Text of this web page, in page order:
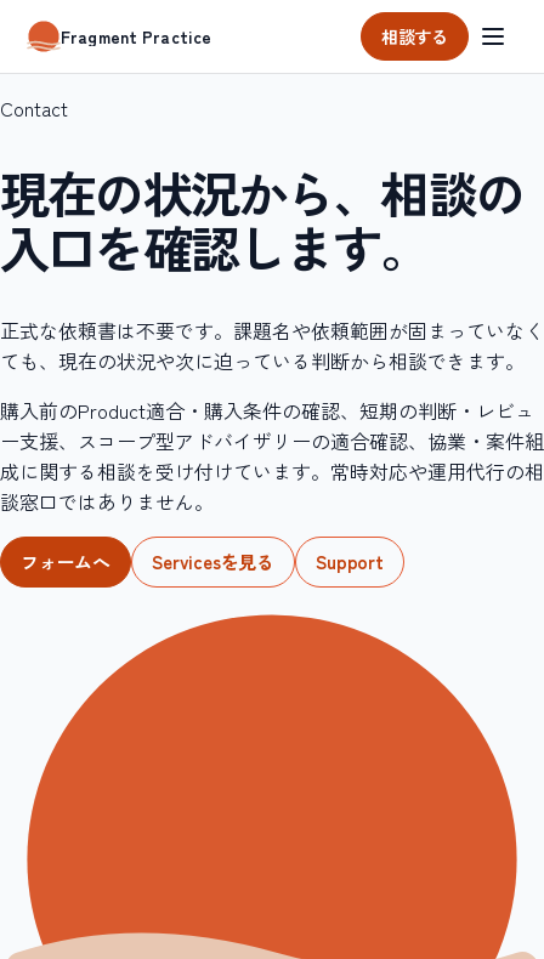
Fragment Practice 相談する
Contact
現在の状況から、相談の
入口を確認します。
正式な依頼書は不要です。課題名や依頼範囲が固まっていなく
ても、現在の状況や次に迫っている判断から相談できます。
購入前のProduct適合・購入条件の確認、短期の判断・レビュ
ー支援、スコープ型アドバイザリーの適合確認、協業・案件組
成に関する相談を受け付けています。常時対応や運用代行の相
談窓口ではありません。
フォームへ Servicesを見る Support